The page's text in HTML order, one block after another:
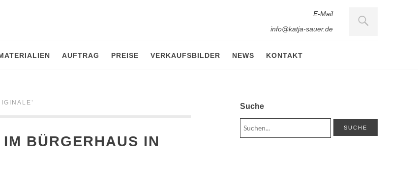
E-Mail
info@katja-sauer.de
AUFTRAG PREISE VERKAUFSBILDER NEWS KONTAKT
’
BÜRGERHAUS IN
Suche